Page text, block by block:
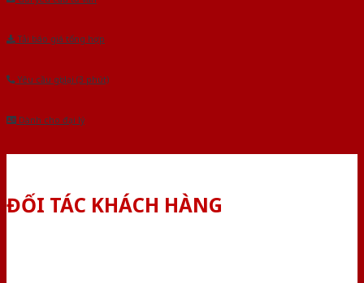
Tải báo giá tổng hợp
Yêu cầu gọi lại (3 phút)
Dành cho đại lý
ĐỐI TÁC KHÁCH HÀNG